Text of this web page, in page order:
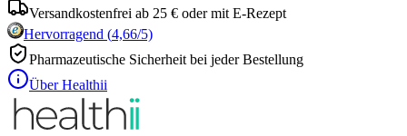
Versandkostenfrei ab 25 € oder mit E-Rezept
Hervorragend (4,66/5)
Pharmazeutische Sicherheit bei jeder Bestellung
Über Healthii